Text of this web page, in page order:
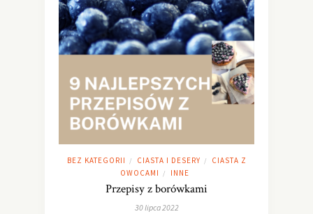
BEZ KATEGORII / CIASTA I DESERY /
CIASTA Z
OWOCAMI
/ INNE
Przepisy z borówkami
30 lipca 2022